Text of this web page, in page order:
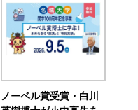
ノーベル賞受賞・白川